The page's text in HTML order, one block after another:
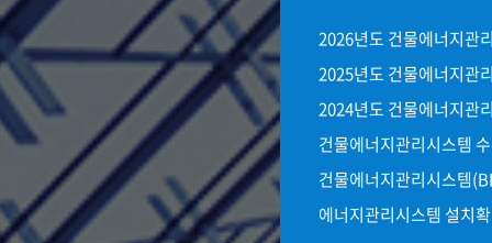
2026년도 건물에너지관
2025년도 건물에너지관
2024년도 건물에너지관
건물에너지관리시스템
건물에너지관리시스템
에너지관리시스템 설치